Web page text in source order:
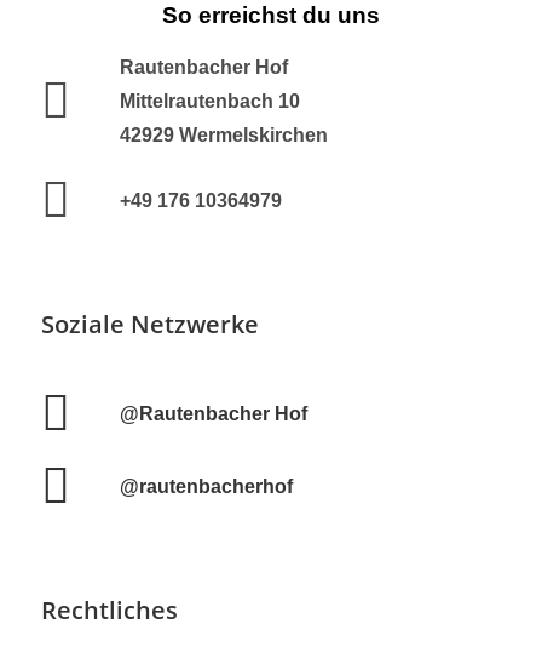
So erreichst du uns
Rautenbacher Hof
Mittelrautenbach 10
42929 Wermelskirchen
+49 176 10364979
Soziale Netzwerke
@Rautenbacher Hof
@rautenbacherhof
Rechtliches